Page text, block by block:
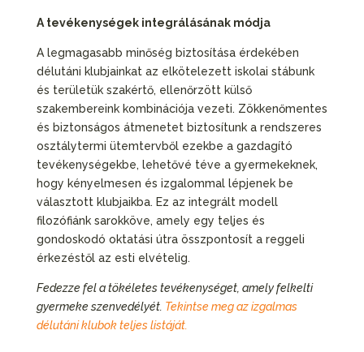
A tevékenységek integrálásának módja
A legmagasabb minőség biztosítása érdekében
délutáni klubjainkat az elkötelezett iskolai stábunk
és területük szakértő, ellenőrzött külső
szakembereink kombinációja vezeti. Zökkenőmentes
és biztonságos átmenetet biztosítunk a rendszeres
osztálytermi ütemtervből ezekbe a gazdagító
tevékenységekbe, lehetővé téve a gyermekeknek,
hogy kényelmesen és izgalommal lépjenek be
választott klubjaikba. Ez az integrált modell
filozófiánk sarokköve, amely egy teljes és
gondoskodó oktatási útra összpontosít a reggeli
érkezéstől az esti elvételig.
Fedezze fel a tökéletes tevékenységet, amely felkelti
gyermeke szenvedélyét. Tekintse meg az izgalmas
délutáni klubok teljes listáját.